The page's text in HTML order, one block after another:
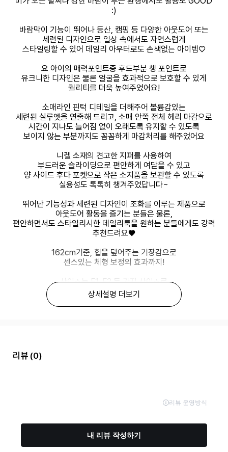
:)
바람막이 기능이 뛰어나 등산, 캠핑 등 다양한 아웃도어 또는
세련된 디자인으로 일상 속에서도 자연스럽게
스타일링할 수 있어 데일리 아우터로도 손색없는 아이템♡
요 아이의 매력포인트중 후드부분 챙 포인트로
유크니한 디자인은 물론 얼굴을 효과적으로 보호할 수 있게
퀄리티를 더욱 높여주었어요!
소매라인 핀턱 디테일을 더해주어 볼륨감있는
세련된 실루엣을 연출해 드리고, 소매 안쪽 전체 헤리 마감으로
시간이 지나도 늘어짐 없이 오래도록 유지할 수 있도록
보이지 않는 부분까지도 꼼꼼하게 마감처리를 해주었어요
니켈 소재의 견고한 지퍼를 사용하여
부드러운 슬라이딩으로 편안하게 여닫을 수 있고
양 사이드 후다 포켓으로 작은 소지품을 보관할 수 있도록
실용성도 톡톡히 챙겨주었답니다~
뛰어난 기능성과 세련된 디자인이 조화를 이루는 제품으로
아웃도어 활동을 즐기는 분들은 물론,
편안하면서도 스타일리시한 데일리룩을 원하는 분들에게도 강력
추천드려요♥
162cm기준, 힙을 덮어주는 기장감으로
센스있는 체형 보정의 효과까지!
사이즈는 F1_F2 두 가지 사이즈로
F1사이즈는 66-88분들까지
상세설명 더보기
리뷰 (0)